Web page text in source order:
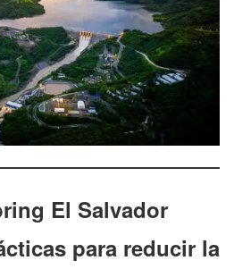
El Salvador
para reducir la